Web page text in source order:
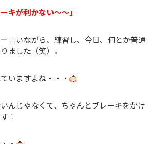
キが利かない～～」
言いながら、練習し、今日、何とか普通
ました（笑）。
いますよね・・・
んじゃなくて、ちゃんとブレーキをかけ